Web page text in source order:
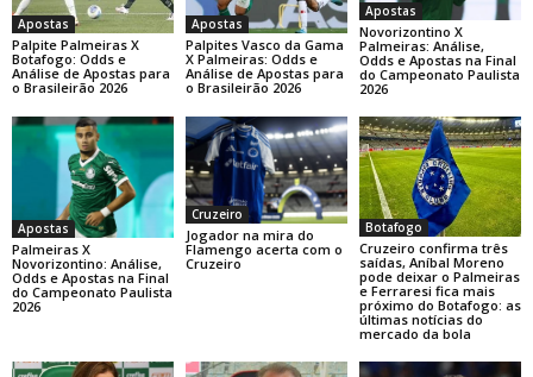
Apostas
Palpite Palmeiras X
Botafogo: Odds e
Análise de Apostas para
o Brasileirão 2026
Apostas
Palpites Vasco da Gama
X Palmeiras: Odds e
Análise de Apostas para
o Brasileirão 2026
Apostas
Novorizontino X
Palmeiras: Análise,
Odds e Apostas na Final
do Campeonato Paulista
2026
Apostas
Palmeiras X
Novorizontino: Análise,
Odds e Apostas na Final
do Campeonato Paulista
2026
Cruzeiro
Jogador na mira do
Flamengo acerta com o
Cruzeiro
Botafogo
Cruzeiro confirma três
saídas, Aníbal Moreno
pode deixar o Palmeiras
e Ferraresi fica mais
próximo do Botafogo: as
últimas notícias do
mercado da bola